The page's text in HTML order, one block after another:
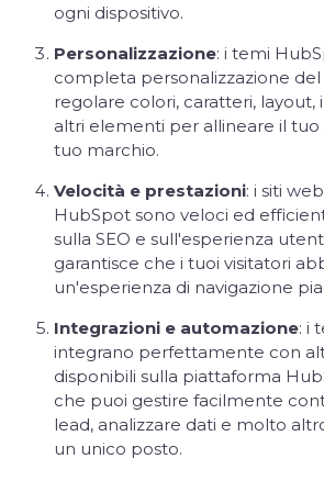
ogni dispositivo.
Personalizzazione: i temi
completa personalizzazione
regolare colori, caratteri, layout,
altri elementi per allineare il tuo
tuo marchio.
Velocità e prestazioni: i siti
HubSpot sono veloci ed
sulla SEO e sull'esperienza
garantisce che i tuoi visitatori
un'esperienza di navigazione
Integrazioni e automazione: i
integrano perfettamente con
disponibili sulla piattaforma
che puoi gestire facilmente
lead, analizzare dati e molto
un unico posto.